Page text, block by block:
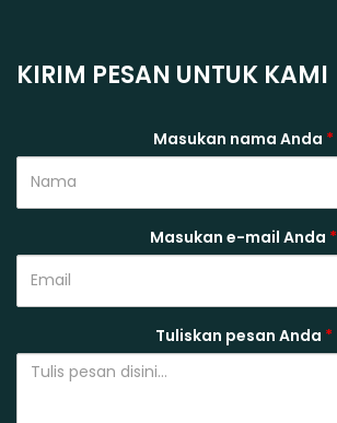
KIRIM PESAN UNTUK KAMI
Masukan nama Anda *
Masukan e-mail Anda *
Tuliskan pesan Anda *